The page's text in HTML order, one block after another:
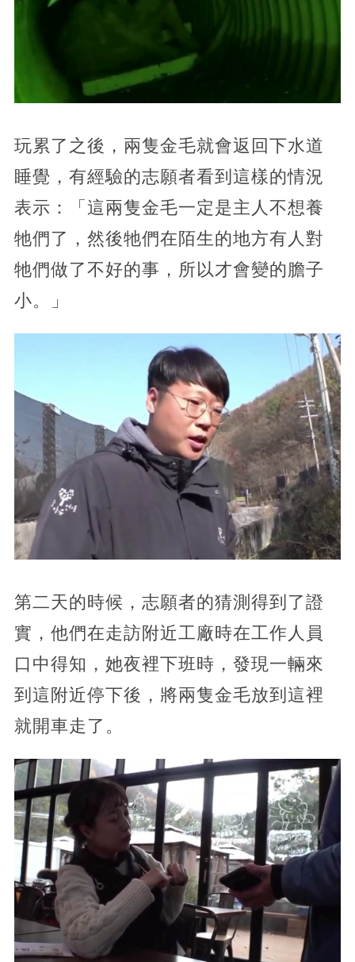
玩累了之後，兩隻金毛就會返回下水道
睡覺，有經驗的志願者看到這樣的情況
表示：「這兩隻金毛一定是主人不想養
牠們了，然後牠們在陌生的地方有人對
牠們做了不好的事，所以才會變的膽子
小。」
第二天的時候，志願者的猜測得到了證
實，他們在走訪附近工廠時在工作人員
口中得知，她夜裡下班時，發現一輛來
到這附近停下後，將兩隻金毛放到這裡
就開車走了。